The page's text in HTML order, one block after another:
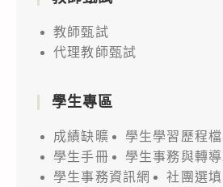
教師甄試
代理教師甄試
學生專區
成績缺曠
學生學習歷程
學生手冊
學生事務與轉
學生事務資訊網
社團選